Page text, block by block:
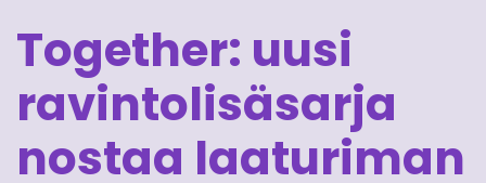
Together: uusi
ravintolisäsarja
nostaa laaturiman